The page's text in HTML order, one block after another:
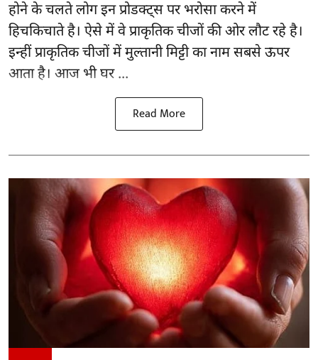
होने के चलते लोग इन प्रोडक्ट्स पर भरोसा करने में
हिचकिचाते है। ऐसे में वे प्राकृतिक चीजों की ओर लौट रहे है।
इन्हीं प्राकृतिक चीजों में मुल्तानी मिट्टी का नाम सबसे ऊपर
आता है। आज भी घर ...
Read More